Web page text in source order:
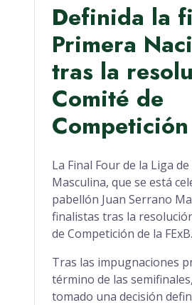
Definida la
Primera
tras la
Comité de
Competición
La Final Four de la Liga
Masculina, que se está
pabellón Juan Serrano
finalistas tras la
de Competición de la FExB.
Tras las impugnaciones
término de las
tomado una decisión